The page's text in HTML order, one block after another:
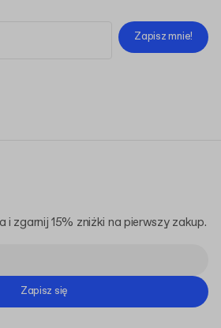
Zapisz mnie!
i zgarnij 15% zniżki na pierwszy zakup.
Zapisz się